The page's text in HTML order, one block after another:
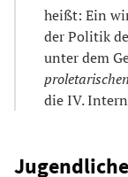
heißt: Ein
der Politik
unter dem
die IV.